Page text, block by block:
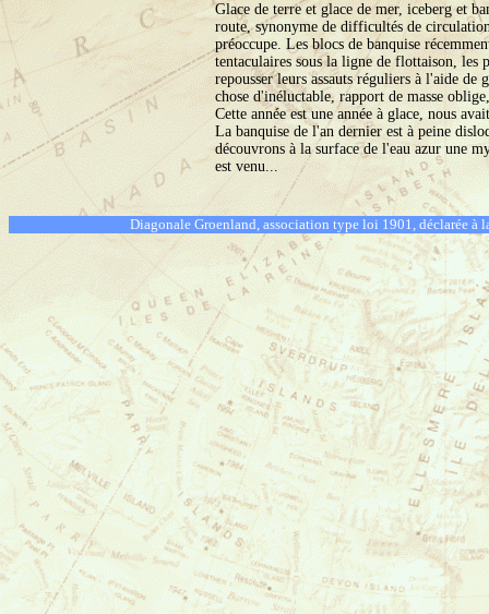
Glace de terre et glace de mer, iceberg et
route, synonyme de difficultés de
préoccupe. Les blocs de banquise
tentaculaires sous la ligne de flottaison, les
repousser leurs assauts réguliers à l'aide
chose d'inéluctable, rapport de masse
Cette année est une année à glace, nous
La banquise de l'an dernier est à peine
découvrons à la surface de l'eau azur une
est venu...
Diagonale Groenland, association type loi 1901, déclarée